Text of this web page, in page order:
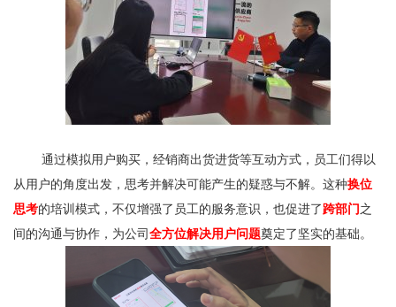
通过模拟用户购买，经销商出货进货等互动方式，员工们得以
从用户的角度出发，思考并解决可能产生的疑惑与不解。这种换位
思考的培训模式，不仅增强了员工的服务意识，也促进了跨部门之
间的沟通与协作，为公司全方位解决用户问题奠定了坚实的基础。